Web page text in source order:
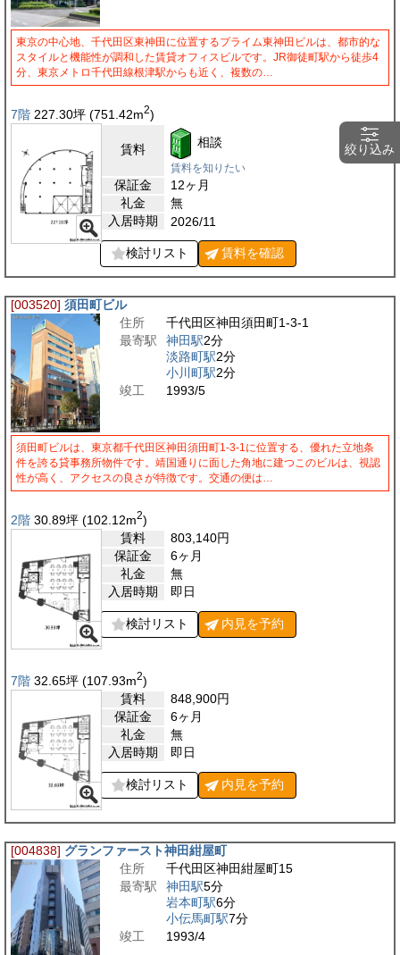
東京の中心地、千代田区東神田に位置するプライム東神田ビルは、都市的な
スタイルと機能性が調和した賃貸オフィスビルです。JR御徒町駅から徒歩4
分、東京メトロ千代田線根津駅からも近く、複数の…
7階 227.30坪 (751.42m2)
賃料 相談
賃料を知りたい
保証金
12ヶ月
礼金
無
入居時期
2026/11
検討リスト 賃料を確認
[003520] 須田町ビル
住所
千代田区神田須田町1-3-1
最寄駅
神田駅2分
淡路町駅2分
小川町駅2分
竣工
1993/5
須田町ビルは、東京都千代田区神田須田町1-3-1に位置する、優れた立地条
件を誇る貸事務所物件です。靖国通りに面した角地に建つこのビルは、視認
性が高く、アクセスの良さが特徴です。交通の便は…
2階 30.89坪 (102.12m2)
賃料
803,140円
保証金
6ヶ月
礼金
無
入居時期
即日
検討リスト 内見を予約
7階 32.65坪 (107.93m2)
賃料
848,900円
保証金
6ヶ月
礼金
無
入居時期
即日
検討リスト 内見を予約
[004838] グランファースト神田紺屋町
住所
千代田区神田紺屋町15
最寄駅
神田駅5分
岩本町駅6分
小伝馬町駅7分
竣工
1993/4
絞り込み